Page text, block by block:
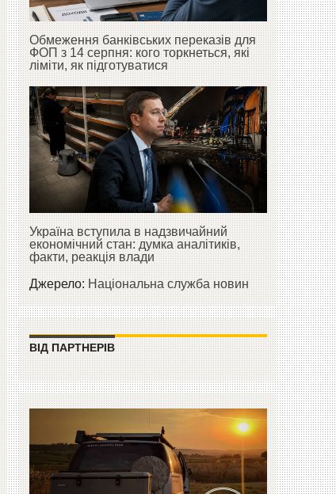
Обмеження банківських переказів для
ФОП з 14 серпня: кого торкнеться, які
ліміти, як підготуватися
Україна вступила в надзвичайний
економічний стан: думка аналітиків,
факти, реакція влади
Джерело:Національна служба новин
ВІД ПАРТНЕРІВ